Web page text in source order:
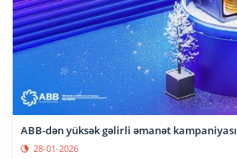
ABB-dən yüksək gəlirli əmanət kampaniyası
28-01-2026